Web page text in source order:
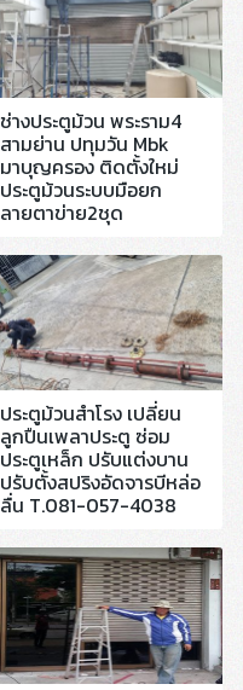
ช่างประตูม้วน พระราม4
สามย่าน ปทุมวัน Mbk
มาบุญครอง ติดตั้งใหม่
ประตูม้วนระบบมือยก
ลายตาข่าย2ชุด
ประตูม้วนสำโรง เปลี่ยน
ลูกปืนเพลาประตู ซ่อม
ประตูเหล็ก ปรับแต่งบาน
ปรับตั้งสปริงอัดจารบีหล่อ
ลื่น T.081-057-4038